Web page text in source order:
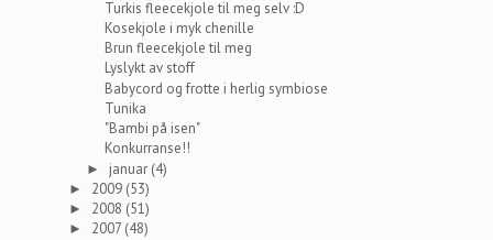
Turkis fleecekjole til meg selv :D
Kosekjole i myk chenille
Brun fleecekjole til meg
Lyslykt av stoff
Babycord og frotte i herlig symbiose
Tunika
"Bambi på isen"
Konkurranse!!
► januar (4)
► 2009 (53)
► 2008 (51)
► 2007 (48)